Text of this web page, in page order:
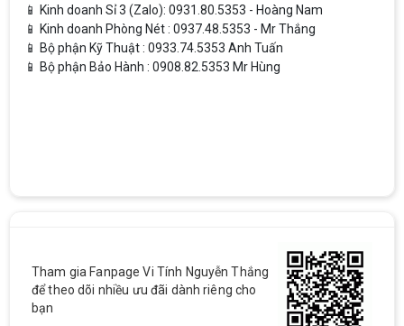
📱 Kinh doanh Sỉ 3 (Zalo): 0931.80.5353 - Hoàng Nam
📱 Kinh doanh Phòng Nét : 0937.48.5353 - Mr Thắng
📱 Bộ phận Kỹ Thuật : 0933.74.5353 Anh Tuấn
📱 Bộ phận Bảo Hành : 0908.82.5353 Mr Hùng
Tham gia Fanpage Vi Tính Nguyễn Thắng
để theo dõi nhiều ưu đãi dành riêng cho
bạn